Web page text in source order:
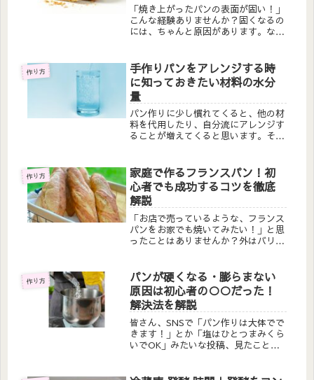
「焼き上がったパンの表面が固い！」
こんな経験ありませんか？固くなるの
には、ちゃんと原因があります。なぜ
い!初心者にありがちなNG行動と解決
策」についてお話しします。＊‥…‥
＊...
作り方
手作りパンをアレンジする時
に知っておきたい材料の水分
量
パン作りに少し慣れてくると、他の材
料を代用したり、自分流にアレンジす
ることが増えてくると思います。そん
いう「水分量」と「加水率」の違いを
知ることは、パン生地の配合や特性を
考...
作り方
家庭で作るフランスパン！初
心者でも成功するコツを徹底
解説
「お店で売っているような、フランス
パンをお家でも焼いてみたい！」と思
ったことはありませんか？外はバリッ
れて、作ってみたけど、失敗続き。そ
んな経験をした方でも大丈夫！この記
事...
作り方
パンが硬くなる・膨らまない
原因は初心者の○○だった！
解決法を解説
皆さん、SNSで「パン作りは大体でで
きます！」とか「塩はひとつまみくら
いでOK」みたいな投稿、見たことあ